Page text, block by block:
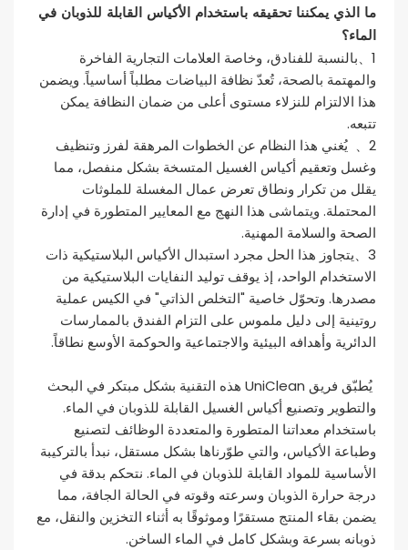
ما الذي يمكننا تحقيقه باستخدام الأكياس القابلة للذوبان في
الماء؟
1
بالنسبة للفنادق، وخاصة العلامات التجارية الفاخرة
والمهتمة بالصحة، تُعدّ نظافة البياضات مطلباً أساسياً. ويضمن
هذا الالتزام للنزلاء مستوى أعلى من ضمان النظافة يمكن
تتبعه.
2
يُغني هذا النظام عن الخطوات المرهقة لفرز وتنظيف
وغسل وتعقيم أكياس الغسيل المتسخة بشكل منفصل، مما
يقلل من تكرار ونطاق تعرض عمال المغسلة للملوثات
المحتملة. ويتماشى هذا النهج مع المعايير المتطورة في إدارة
الصحة والسلامة المهنية.
3
يتجاوز هذا الحل مجرد استبدال الأكياس البلاستيكية ذات
الاستخدام الواحد، إذ يوقف توليد النفايات البلاستيكية من
مصدرها. وتحوّل خاصية "التخلص الذاتي" في الكيس عملية
روتينية إلى دليل ملموس على التزام الفندق بالممارسات
الدائرية وأهدافه البيئية والاجتماعية والحوكمة الأوسع نطاقاً.
يُطبّق فريق UniClean هذه التقنية بشكل مبتكر في البحث
والتطوير وتصنيع أكياس الغسيل القابلة للذوبان في الماء.
باستخدام معداتنا المتطورة والمتعددة الوظائف لتصنيع
وطباعة الأكياس، والتي طوّرناها بشكل مستقل، نبدأ بالتركيبة
الأساسية للمواد القابلة للذوبان في الماء. نتحكم بدقة في
درجة حرارة الذوبان وسرعته وقوته في الحالة الجافة، مما
يضمن بقاء المنتج مستقرًا وموثوقًا به أثناء التخزين والنقل، مع
ذوبانه بسرعة وبشكل كامل في الماء الساخن.